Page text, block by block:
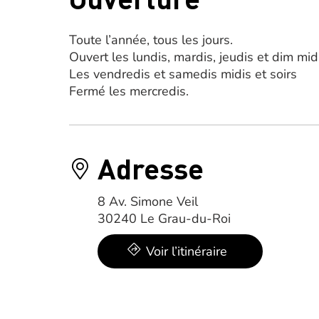
Toute l’année, tous les jours.
Ouvert les lundis, mardis, jeudis et dim
Les vendredis et samedis midis et soirs
Fermé les mercredis.
Adresse
8 Av. Simone Veil
30240 Le Grau-du-Roi
Voir l’itinéraire